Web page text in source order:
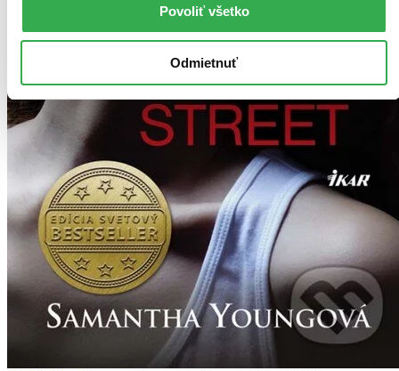
Povoliť všetko
Odmietnuť